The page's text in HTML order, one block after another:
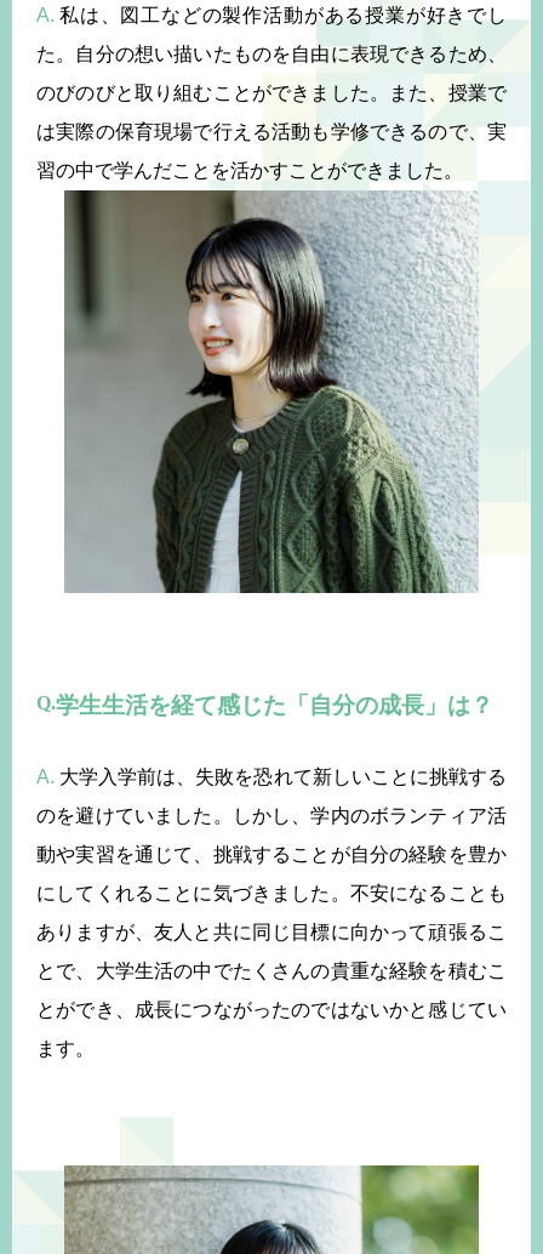
A.
た。自分の想い描いたものを自由に表現できるため、
のびのびと取り組むことができました。また、授業で
は実際の保育現場で行える活動も学修できるので、実
習の中で学んだことを活かすことができました。
学生生活を経て感じた「自分の成長」は？
A.
のを避けていました。しかし、学内のボランティア活
動や実習を通じて、挑戦することが自分の経験を豊か
にしてくれることに気づきました。不安になることも
ありますが、友人と共に同じ目標に向かって頑張るこ
とで、大学生活の中でたくさんの貴重な経験を積むこ
とができ、成長につながったのではないかと感じてい
ます。